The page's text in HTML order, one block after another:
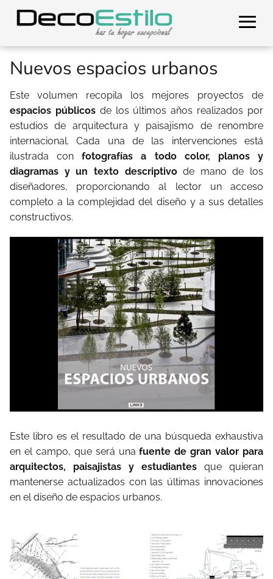
Nuevos espacios urbanos
Este volumen recopila los mejores proyectos de
espacios públicos de los últimos años realizados por
estudios de arquitectura y paisajismo de renombre
internacional. Cada una de las intervenciones está
ilustrada confotografías a todo color, planos y
diagramas y un texto descriptivode mano de los
diseñadores, proporcionando al lector un acceso
completo a la complejidad del diseño y a sus detalles
constructivos.
Este libro es el resultado de una búsqueda exhaustiva
en el campo, que será unafuente de gran valor para
arquitectos, paisajistas y estudiantes que quieran
mantenerse actualizados con las últimas innovaciones
en el diseño de espacios urbanos.